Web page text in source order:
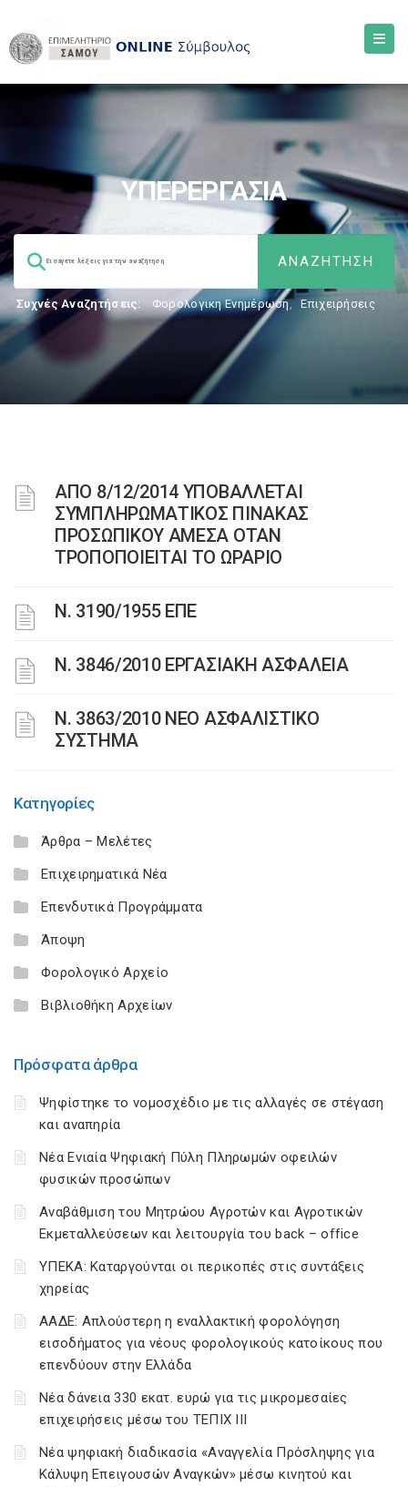
ΥΠΕΡΕΡΓΑΣΙΑ
Συχνές Αναζητήσεις: Φορολογικη Ενημέρωση, Επιχειρήσεις
ΑΠΟ 8/12/2014 ΥΠΟΒΑΛΛΕΤΑΙ
ΣΥΜΠΛΗΡΩΜΑΤΙΚΟΣ ΠΙΝΑΚΑΣ
ΠΡΟΣΩΠΙΚΟΥ ΑΜΕΣΑ ΟΤΑΝ
ΤΡΟΠΟΠΟΙΕΙΤΑΙ ΤΟ ΩΡΑΡΙΟ
Ν. 3190/1955 ΕΠΕ
Ν. 3846/2010 ΕΡΓΑΣΙΑΚΗ ΑΣΦΑΛΕΙΑ
N. 3863/2010 ΝΕΟ ΑΣΦΑΛΙΣΤΙΚΟ
ΣΥΣΤΗΜΑ
Κατηγορίες
Άρθρα – Μελέτες
Επιχειρηματικά Νέα
Επενδυτικά Προγράμματα
Άποψη
Φορολογικό Αρχείο
Βιβλιοθήκη Αρχείων
Πρόσφατα άρθρα
Ψηφίστηκε το νομοσχέδιο με τις αλλαγές σε στέγαση
και αναπηρία
Νέα Ενιαία Ψηφιακή Πύλη Πληρωμών οφειλών
φυσικών προσώπων
Αναβάθμιση του Μητρώου Αγροτών και Αγροτικών
Εκμεταλλεύσεων και λειτουργία του back – office
ΥΠΕΚΑ: Καταργούνται οι περικοπές στις συντάξεις
χηρείας
ΑΑΔΕ: Απλούστερη η εναλλακτική φορολόγηση
εισοδήματος για νέους φορολογικούς κατοίκους που
επενδύουν στην Ελλάδα
Νέα δάνεια 330 εκατ. ευρώ για τις μικρομεσαίες
επιχειρήσεις μέσω του ΤΕΠΙΧ ΙΙΙ
Νέα ψηφιακή διαδικασία «Αναγγελία Πρόσληψης για
Κάλυψη Επειγουσών Αναγκών» μέσω κινητού και